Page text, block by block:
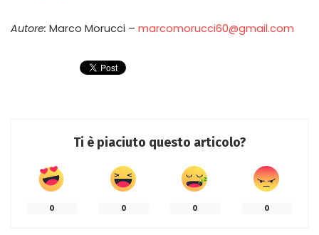
Autore: Marco Morucci – marcomorucci60@gmail.com
Ti è piaciuto questo articolo?
0 0 0 0